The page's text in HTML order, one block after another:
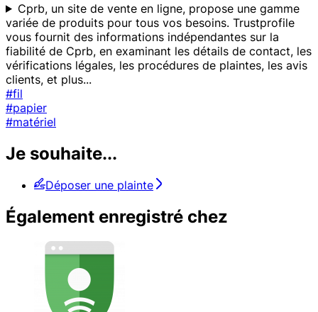
Cprb, un site de vente en ligne, propose une gamme
variée de produits pour tous vos besoins. Trustprofile
vous fournit des informations indépendantes sur la
fiabilité de Cprb, en examinant les détails de contact, les
vérifications légales, les procédures de plaintes, les avis
clients, et plus...
#fil
#papier
#matériel
Je souhaite...
Déposer une plainte
Également enregistré chez